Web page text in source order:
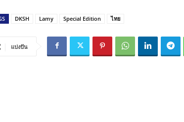
DKSH Lamy Special Edition ไทย
แบ่งปัน